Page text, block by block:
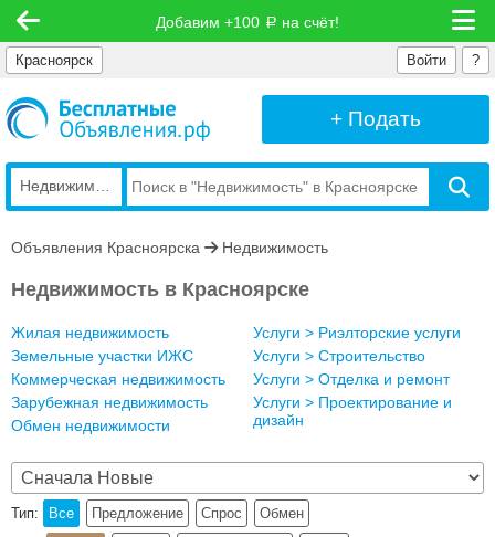
Добавим +100 руб на счёт!
Красноярск ?
Войти
+ Подать
Объявления Красноярска Недвижимость
Недвижимость в Красноярске
Жилая недвижимость
Земельные участки ИЖС
Коммерческая недвижимость
Зарубежная недвижимость
Обмен недвижимости
Услуги > Риэлторские услуги
Услуги > Строительство
Услуги > Отделка и ремонт
Услуги > Проектирование и
дизайн
Тип: Все Предложение Спрос
Обмен